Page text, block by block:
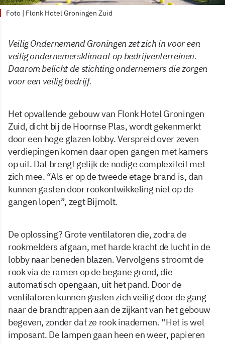
Foto | Flonk Hotel Groningen Zuid
Veilig Ondernemend Groningen zet zich in voor een
veilig ondernemersklimaat op bedrijventerreinen.
Daarom belicht de stichting ondernemers die zorgen
voor een veilig bedrijf.
Het opvallende gebouw van Flonk Hotel Groningen
Zuid, dicht bij de Hoornse Plas, wordt gekenmerkt
door een hoge glazen lobby. Verspreid over zeven
verdiepingen komen daar open gangen met kamers
op uit. Dat brengt gelijk de nodige complexiteit met
zich mee. “Als er op de tweede etage brand is, dan
kunnen gasten door rookontwikkeling niet op de
gangen lopen”, zegt Bijmolt.
De oplossing? Grote ventilatoren die, zodra de
rookmelders afgaan, met harde kracht de lucht in de
lobby naar beneden blazen. Vervolgens stroomt de
rook via de ramen op de begane grond, die
automatisch opengaan, uit het pand. Door de
ventilatoren kunnen gasten zich veilig door de gang
naar de brandtrappen aan de zijkant van het gebouw
begeven, zonder dat ze rook inademen. “Het is wel
imposant. De lampen gaan heen en weer, papieren